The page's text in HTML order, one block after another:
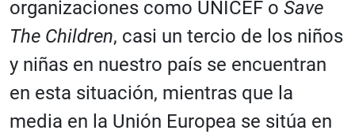
organizaciones como UNICEF o Save
The Children, casi un tercio de los niños
y niñas en nuestro país se encuentran
en esta situación, mientras que la
media en la Unión Europea se sitúa en